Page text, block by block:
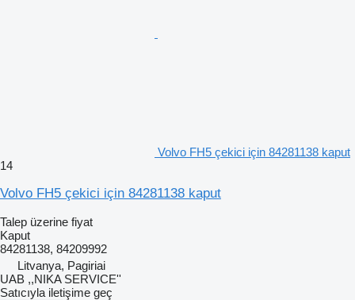
Volvo FH5 çekici için 84281138 kaput
14
Volvo FH5 çekici için 84281138 kaput
Talep üzerine fiyat
Kaput
84281138, 84209992
Litvanya, Pagiriai
UAB ,,NIKA SERVICE''
Satıcıyla iletişime geç